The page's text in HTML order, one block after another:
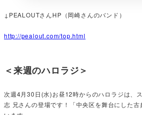
↓PEALOUTさんHP（岡崎さんのバンド）
http://pealout.com/top.html
＜来週のハロラジ＞
次週4月30日(水)お昼12時からのハロラジは、
志 兄さんの登場です！「中央区を舞台にした古